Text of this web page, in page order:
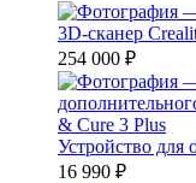
3D-сканер
254 000 ₽
Устройство для
16 990 ₽